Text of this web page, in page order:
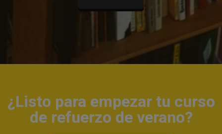
¿Listo para empezar tu curso
de refuerzo de verano?